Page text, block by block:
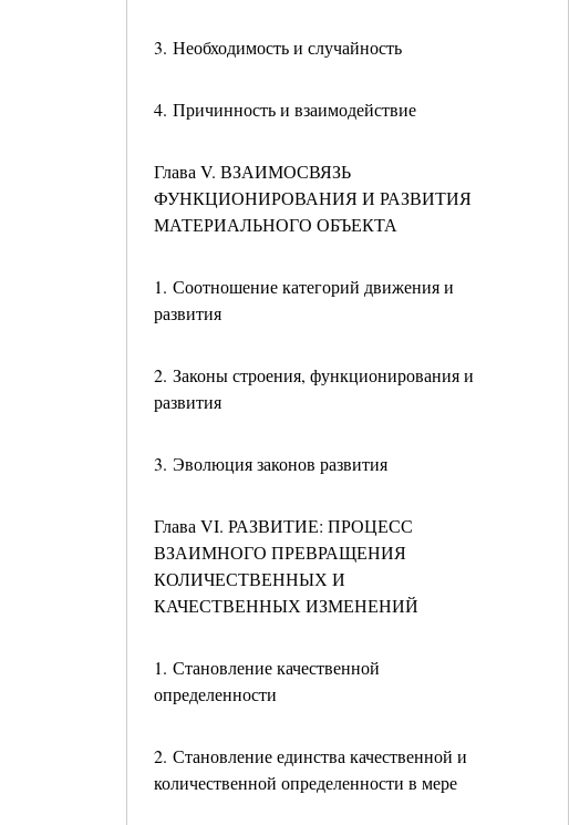
3. Необходимость и случайность
4. Причинность и взаимодействие
Глава V. ВЗАИМОСВЯЗЬ
ФУНКЦИОНИРОВАНИЯ И РАЗВИТИЯ
МАТЕРИАЛЬНОГО ОБЪЕКТА
1. Соотношение категорий движения и
развития
2. Законы строения, функционирования и
развития
3. Эволюция законов развития
Глава VI. РАЗВИТИЕ: ПРОЦЕСС
ВЗАИМНОГО ПРЕВРАЩЕНИЯ
КОЛИЧЕСТВЕННЫХ И
КАЧЕСТВЕННЫХ ИЗМЕНЕНИЙ
1. Становление качественной
определенности
2. Становление единства качественной и
количественной определенности в мере